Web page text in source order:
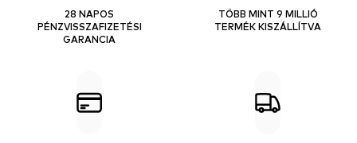
28 NAPOS
PÉNZVISSZAFIZETÉSI
GARANCIA
TÖBB MINT 9 MILLIÓ
TERMÉK KISZÁLLÍTVA